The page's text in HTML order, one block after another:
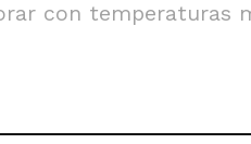
con temperaturas